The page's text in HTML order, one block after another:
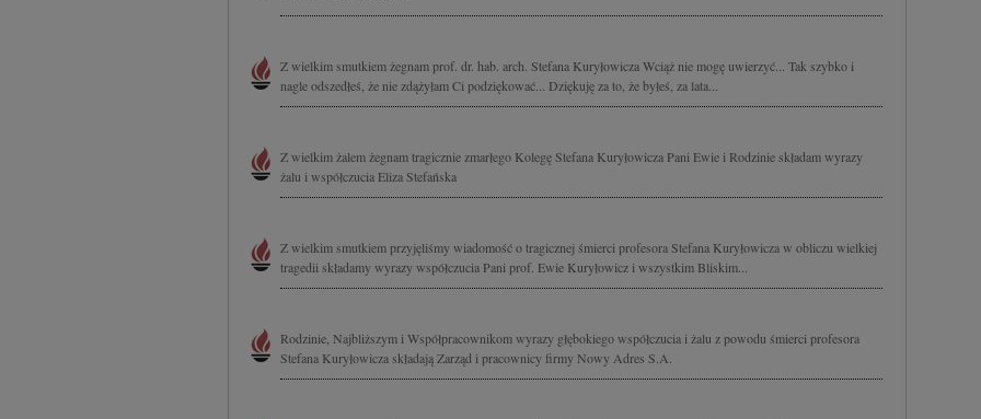
Z wielkim smutkiem żegnam prof. dr. hab. arch. Stefana Kuryłowicza Wciąż nie mogę uwierzyć... Tak szybko i
nagle odszedłeś, że nie zdążyłam Ci podziękować... Dziękuję za to, że byłeś, za lata...
Z wielkim żalem żegnam tragicznie zmarłego Kolegę Stefana Kuryłowicza Pani Ewie i Rodzinie składam wyrazy
żalu i współczucia Eliza Stefańska
Z wielkim smutkiem przyjęliśmy wiadomość o tragicznej śmierci profesora Stefana Kuryłowicza w obliczu wielkiej
tragedii składamy wyrazy współczucia Pani prof. Ewie Kuryłowicz i wszystkim Bliskim...
Rodzinie, Najbliższym i Współpracownikom wyrazy głębokiego współczucia i żalu z powodu śmierci profesora
Stefana Kuryłowicza składają Zarząd i pracownicy firmy Nowy Adres S.A.